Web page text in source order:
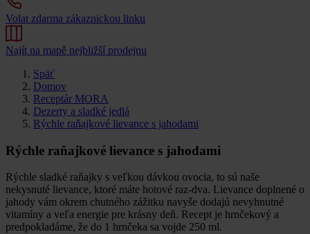
Volat zdarma zákaznickou linku
Najít na mapě nejbližší prodejnu
Späť
Domov
Receptár MORA
Dezerty a sladké jedlá
Rýchle raňajkové lievance s jahodami
Rýchle raňajkové lievance s jahodami
Rýchle sladké raňajky s veľkou dávkou ovocia, to sú naše
nekysnuté lievance, ktoré máte hotové raz-dva. Lievance doplnené o
jahody vám okrem chutného zážitku navyše dodajú nevyhnutné
vitamíny a veľa energie pre krásny deň. Recept je hrnčekový a
predpokladáme, že do 1 hrnčeka sa vojde 250 ml.